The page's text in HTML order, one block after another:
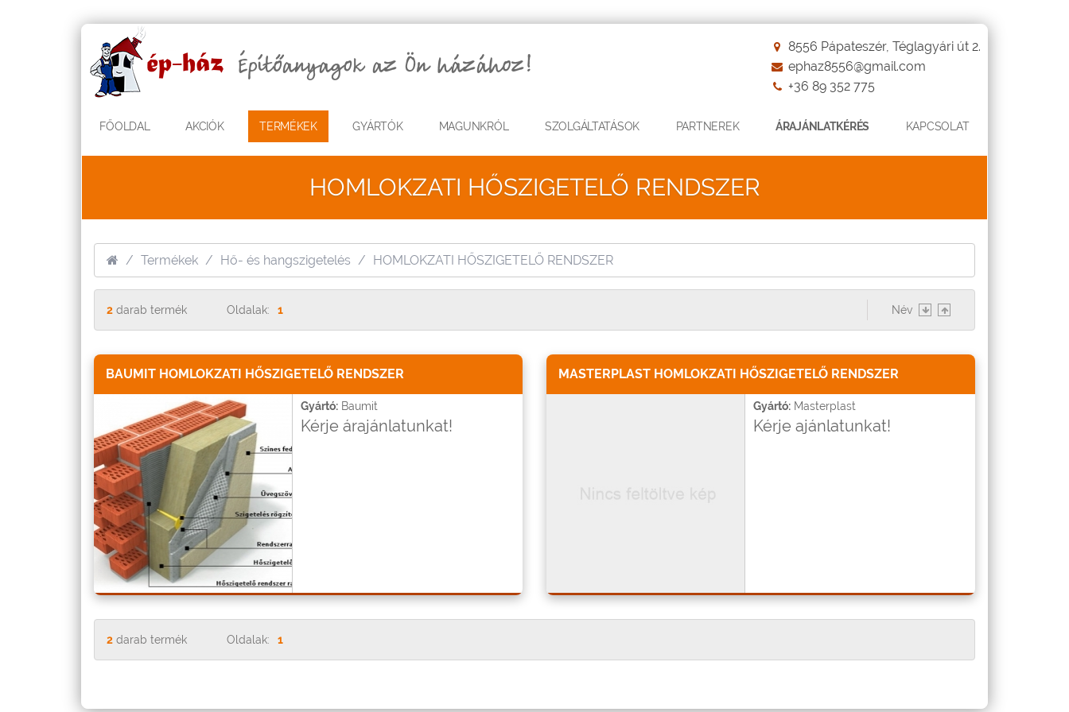
8556 Pápateszér, Téglagyári út 2.
ephaz8556@gmail.com
+36 89 352 775
FŐOLDAL AKCIÓK TERMÉKEK GYÁRTÓK MAGUNKRÓL SZOLGÁLTATÁSOK PARTNEREK ÁRAJÁNLATKÉRÉS KAPCSOLAT
HOMLOKZATI HŐSZIGETELŐ RENDSZER
Termékek Hő- és hangszigetelés HOMLOKZATI HŐSZIGETELŐ RENDSZER
2 darab termék Oldalak: 1 Név
BAUMIT HOMLOKZATI HŐSZIGETELŐ RENDSZER
Gyártó: Baumit
Kérje árajánlatunkat!
MASTERPLAST HOMLOKZATI HŐSZIGETELŐ RENDSZER
Gyártó: Masterplast
Kérje ajánlatunkat!
2 darab termék Oldalak: 1